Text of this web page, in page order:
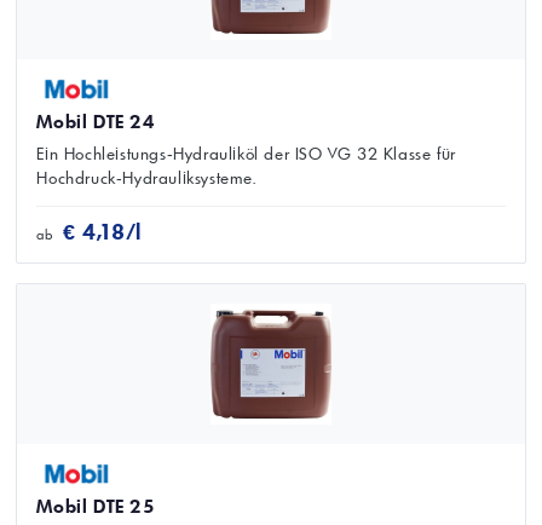
Mobil DTE 24
Ein Hochleistungs‑Hydrauliköl der ISO VG 32 Klasse für
Hochdruck‑Hydrauliksysteme.
ab € 4,18/l
Mobil DTE 25